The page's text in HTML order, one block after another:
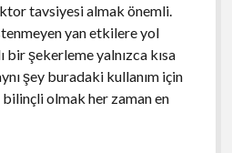
tavsiyesi almak önemli.
yan etkilere yol
bir şekerleme yalnızca kısa
şey buradaki kullanım için
olmak her zaman en